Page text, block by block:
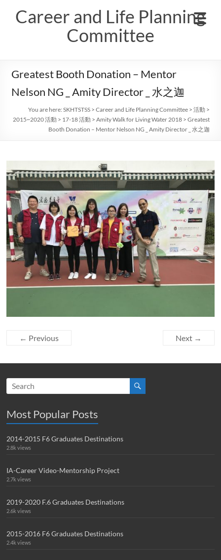
contentCareer and Life Planning
Committee
Greatest Booth Donation – Mentor
Nelson NG _ Amity Director _ 水之迦
You are here:SKHTSTSS >Career and Life Planning Committee >活動 >
2015~2020 活動 > 17-18 活動 >Amity Walk for Living Water 2018 >Greatest
Booth Donation – Mentor Nelson NG _ Amity Director _ 水之迦
← Previous Next →
Most Popular Posts
2014-2015 F6 Graduates Destinations
2.8k views
IA-Career Video-Mentorship Project
2.7k views
2019-2020 F.6 Graduates Destinations
2.6k views
2015-2016 F6 Graduates Destinations
2.4k views